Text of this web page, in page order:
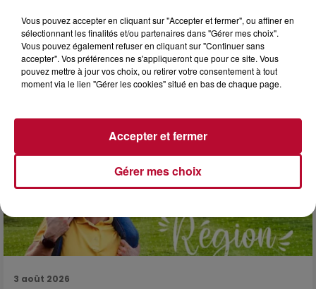
3 août 2026
SOIRÉE DJ PLAYA
3 août 2026
Vous pouvez accepter en cliquant sur "Accepter et fermer", ou affiner en
sélectionnant les finalités et/ou partenaires dans "Gérer mes choix".
Vous pouvez également refuser en cliquant sur "Continuer sans
accepter". Vos préférences ne s'appliqueront que pour ce site. Vous
pouvez mettre à jour vos choix, ou retirer votre consentement à tout
moment via le lien "Gérer les cookies" situé en bas de chaque page.
Gérer mes choix
Accepter et fermer